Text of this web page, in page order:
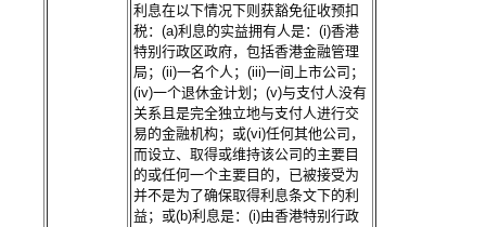
利息在以下情况下则获豁免征收预扣
税：(a)利息的实益拥有人是：(i)香港
特别行政区政府，包括香港金融管理
局；(ii)一名个人；(iii)一间上市公司；
(iv)一个退休金计划；(v)与支付人没有
关系且是完全独立地与支付人进行交
易的金融机构；或(vi)任何其他公司，
而设立、取得或维持该公司的主要目
的或任何一个主要目的，已被接受为
并不是为了确保取得利息条文下的利
益；或(b)利息是：(i)由香港特别行政